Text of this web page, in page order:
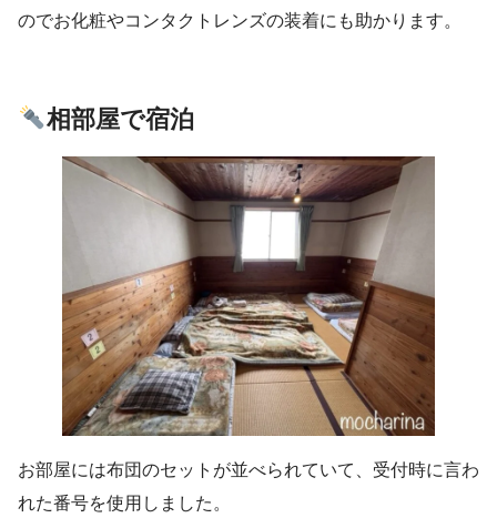
のでお化粧やコンタクトレンズの装着にも助かります。
相部屋で宿泊
お部屋には布団のセットが並べられていて、受付時に言わ
れた番号を使用しました。